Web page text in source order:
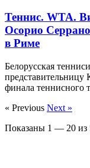
Теннис. WTA.
Осорио
в Риме
Белорусская
финала теннисного
« Previous Next »
Показаны 1 — 20 из